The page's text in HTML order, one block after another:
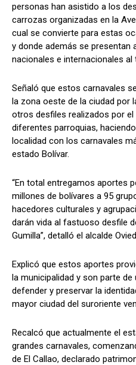
personas han asistido a los
carrozas organizadas en la
cual se convierte para estas
y donde además se presentan
nacionales e internacionales
Señaló que estos carnavales
la zona oeste de la ciudad por
otros desfiles realizados por
diferentes parroquias,
localidad con los carnavales
estado Bolívar.
“En total entregamos aportes
millones de bolívares a 95
hacedores culturales y
darán vida al fastuoso desfile
Gumilla”, detalló el alcalde
Explicó que estos aportes
la municipalidad y son parte
defender y preservar la
mayor ciudad del suroriente
Recalcó que actualmente el
grandes carnavales,
de El Callao, declarado